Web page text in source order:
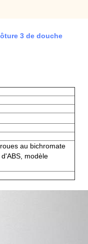
3 de douche
au bichromate
modèle